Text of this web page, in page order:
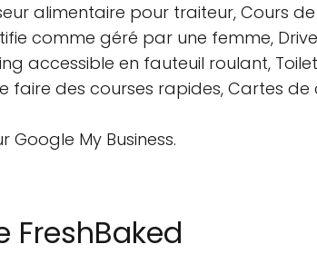
alimentaire pour traiteur, Cours de
comme géré par une femme,
accessible en fauteuil roulant,
faire des courses rapides, Cartes
Google My Business.
FreshBaked